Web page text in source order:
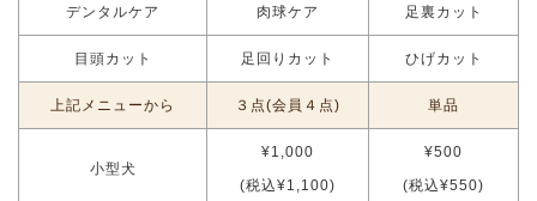
デンタルケア 肉球ケア 足裏カット
目頭カット 足回りカット ひげカット
上記メニューから ３点(会員４点) 単品
小型犬
¥1,000
(税込¥1,100)
¥500
(税込¥550)